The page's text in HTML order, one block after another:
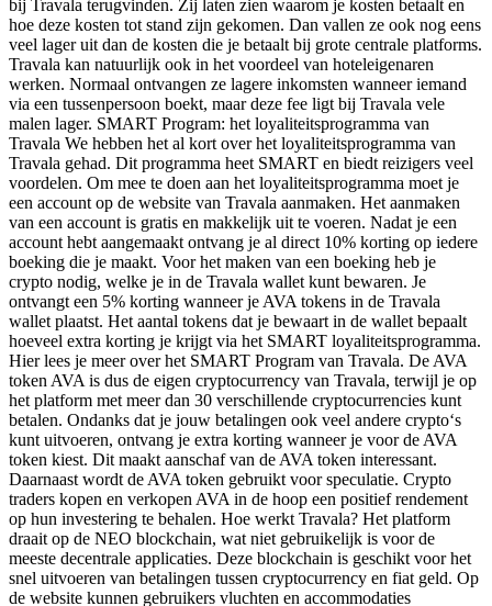
bij Travala terugvinden. Zij laten zien waarom je kosten betaalt en
hoe deze kosten tot stand zijn gekomen. Dan vallen ze ook nog eens
veel lager uit dan de kosten die je betaalt bij grote centrale platforms.
Travala kan natuurlijk ook in het voordeel van hoteleigenaren
werken. Normaal ontvangen ze lagere inkomsten wanneer iemand
via een tussenpersoon boekt, maar deze fee ligt bij Travala vele
malen lager. SMART Program: het loyaliteitsprogramma van
Travala We hebben het al kort over het loyaliteitsprogramma van
Travala gehad. Dit programma heet SMART en biedt reizigers veel
voordelen. Om mee te doen aan het loyaliteitsprogramma moet je
een account op de website van Travala aanmaken. Het aanmaken
van een account is gratis en makkelijk uit te voeren. Nadat je een
account hebt aangemaakt ontvang je al direct 10% korting op iedere
boeking die je maakt. Voor het maken van een boeking heb je
crypto nodig, welke je in de Travala wallet kunt bewaren. Je
ontvangt een 5% korting wanneer je AVA tokens in de Travala
wallet plaatst. Het aantal tokens dat je bewaart in de wallet bepaalt
hoeveel extra korting je krijgt via het SMART loyaliteitsprogramma.
Hier lees je meer over het SMART Program van Travala. De AVA
token AVA is dus de eigen cryptocurrency van Travala, terwijl je op
het platform met meer dan 30 verschillende cryptocurrencies kunt
betalen. Ondanks dat je jouw betalingen ook veel andere crypto‘s
kunt uitvoeren, ontvang je extra korting wanneer je voor de AVA
token kiest. Dit maakt aanschaf van de AVA token interessant.
Daarnaast wordt de AVA token gebruikt voor speculatie. Crypto
traders kopen en verkopen AVA in de hoop een positief rendement
op hun investering te behalen. Hoe werkt Travala? Het platform
draait op de NEO blockchain, wat niet gebruikelijk is voor de
meeste decentrale applicaties. Deze blockchain is geschikt voor het
snel uitvoeren van betalingen tussen cryptocurrency en fiat geld. Op
de website kunnen gebruikers vluchten en accommodaties